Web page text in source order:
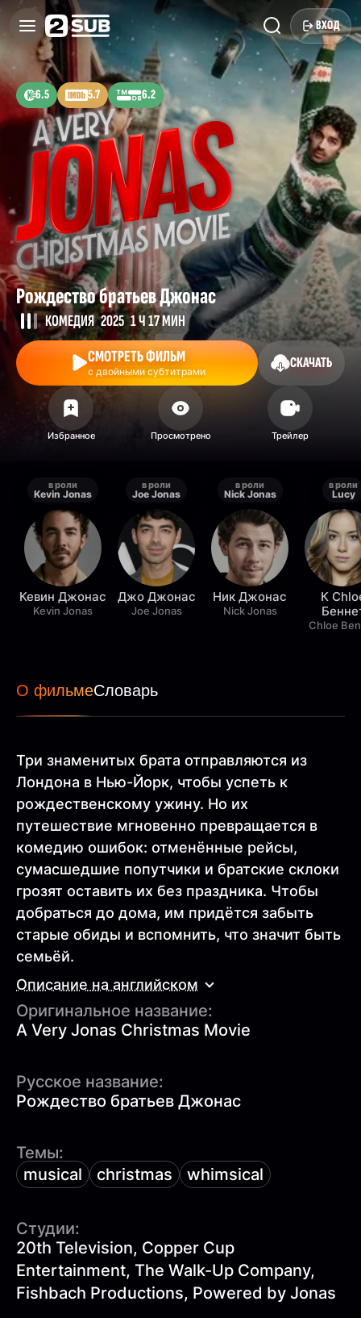
ВХОД
6.5 5.7 6.2
Рождество братьев Джонас
КОМЕДИЯ 2025 1 Ч 17 МИН
СМОТРЕТЬ ФИЛЬМ
с двойными субтитрами
СКАЧАТЬ
в роли
Kevin Jonas
Кевин Джонас
Kevin Jonas
в роли
Joe Jonas
Джо Джонас
Joe Jonas
в роли
Nick Jonas
Ник Джонас
Nick Jonas
в роли
Lucy
К
Chloe
О фильмеСловарь
Три знаменитых брата отправляются из
Лондона в Нью-Йорк, чтобы успеть к
рождественскому ужину. Но их
путешествие мгновенно превращается в
комедию ошибок: отменённые рейсы,
сумасшедшие попутчики и братские склоки
грозят оставить их без праздника. Чтобы
добраться до дома, им придётся забыть
старые обиды и вспомнить, что значит быть
семьёй.
Описание на английском
Оригинальное название:
A Very Jonas Christmas Movie
Русское название:
Рождество братьев Джонас
Темы:
musical
christmas whimsical
Студии:
20th Television, Copper Cup
Entertainment, The Walk-Up Company,
Fishbach Productions, Powered by Jonas